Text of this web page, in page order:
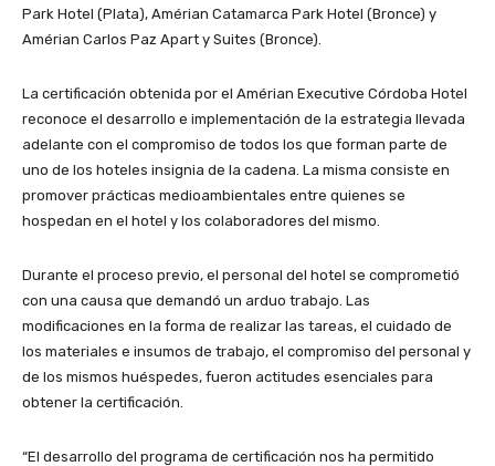
Park Hotel (Plata), Amérian Catamarca Park Hotel (Bronce) y
Amérian Carlos Paz Apart y Suites (Bronce).
La certificación obtenida por el Amérian Executive Córdoba Hotel
reconoce el desarrollo e implementación de la estrategia llevada
adelante con el compromiso de todos los que forman parte de
uno de los hoteles insignia de la cadena. La misma consiste en
promover prácticas medioambientales entre quienes se
hospedan en el hotel y los colaboradores del mismo.
Durante el proceso previo, el personal del hotel se comprometió
con una causa que demandó un arduo trabajo. Las
modificaciones en la forma de realizar las tareas, el cuidado de
los materiales e insumos de trabajo, el compromiso del personal y
de los mismos huéspedes, fueron actitudes esenciales para
obtener la certificación.
“El desarrollo del programa de certificación nos ha permitido